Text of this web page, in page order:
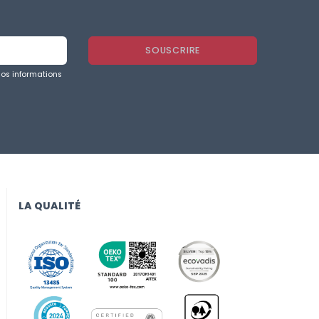
informations
LA QUALITÉ